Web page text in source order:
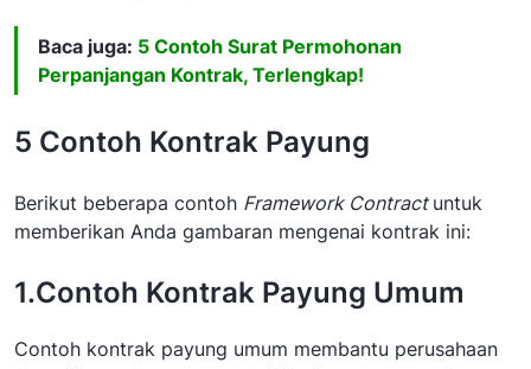
Baca juga: 5 Contoh Surat Permohonan
Perpanjangan Kontrak, Terlengkap!
5 Contoh Kontrak Payung
Berikut beberapa contoh Framework Contract untuk
memberikan Anda gambaran mengenai kontrak ini:
1.Contoh Kontrak Payung Umum
Contoh kontrak payung umum membantu perusahaan